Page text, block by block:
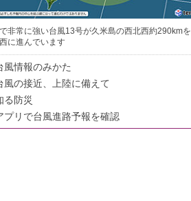
非常に強い台風13号が久米島の西北西約290kmを
に進んでいます
風情報のみかた
風の接近、上陸に備えて
る防災
プリで台風進路予報を確認